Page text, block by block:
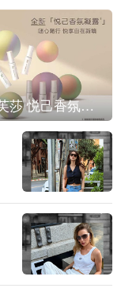
IPSA茵芙莎 悦己香氛凝露上市